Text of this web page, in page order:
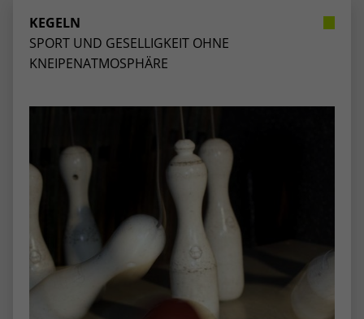
KEGELN
SPORT UND GESELLIGKEIT OHNE
KNEIPENATMOSPHÄRE
Anbieter Google Analytics
Laufzeit
Dieser Cookie identifiziert die Besucher
nach Alter, Geschlecht oder Interessen
und nutzt dazu den DoubleClick des
Google Tag Manager, um die gezielte
Anzeigenplatzierung zu vereinfachen.